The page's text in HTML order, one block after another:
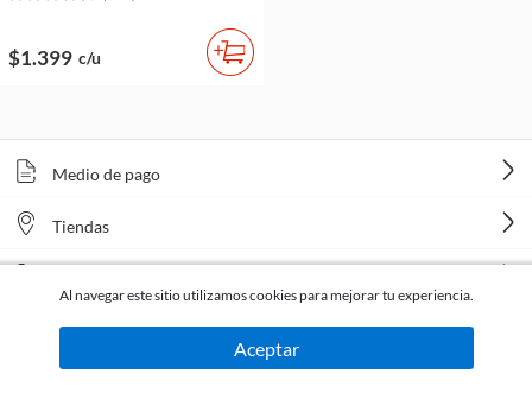
$1.399 c/u
Medio de pago
Tiendas
Al navegar este sitio utilizamos cookies para mejorar tu experiencia.
Aceptar